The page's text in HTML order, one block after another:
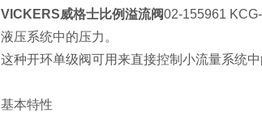
VICKERS威格士比例溢流阀02-155961
液压系统中的压力。
这种开环单级阀可用来直接控制小流量系统
基本特性